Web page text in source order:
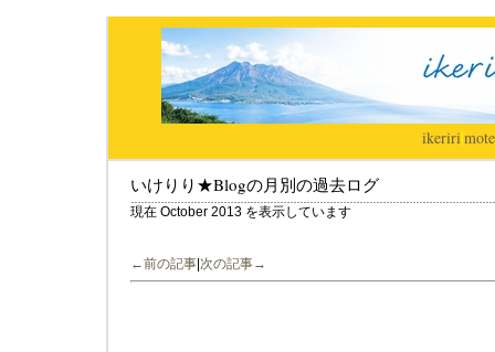
ikeriri|
いけりり★Blogの月別の過去ログ
現在 October 2013 を表示しています
←前の記事 次の記事→